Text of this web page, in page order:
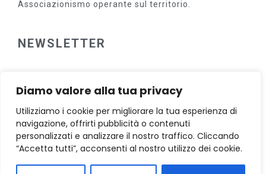
Diamo valore alla tua privacy
Utilizziamo i cookie per migliorare la tua esperienza di
navigazione, offrirti pubblicità o contenuti
personalizzati e analizzare il nostro traffico. Cliccando
“Accetta tutti”, acconsenti al nostro utilizzo dei cookie.
Associazionismo operante sul territorio.
NEWSLETTER
FACEBOOK